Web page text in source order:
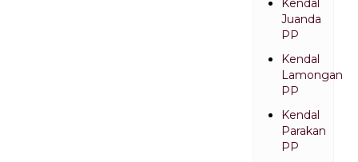
Kendal
Juanda
PP
Kendal
Lamongan
PP
Kendal
Parakan
PP